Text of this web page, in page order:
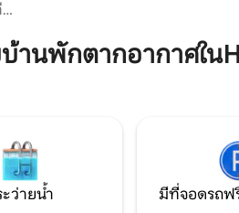
อยู่หน้าประตูของคุณและมีปั๊มสระว่าย
ห้องน้ำแบบเปิด เตียง และเตียงโซ
นพักตากอากาศใน
ะว่ายน้ำ มีที่จอดรถ